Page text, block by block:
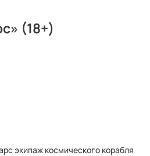
(18+)
экипаж космического корабля